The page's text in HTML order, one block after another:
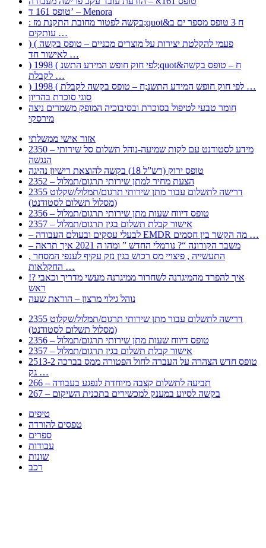
טופס 161 ד’ – Menora
: בקשה לפטור מחובת התקנת מז;quot&ח 3 טופס מספר ים ב
עותקים …
) ( פעמי להקלטת יצירות על מוצרים מכניים – טופס בקשה
לאישור חד …
) 1998 ( לפי חוק חופש המידע התשנ;quot&ח – טופס בקשה
לקבלת …
) 1998 ( לפי חוק חופש המידע התשנ;ח – טופס בקשה לקבלת …
סוגי סוכרת בהריון
חומר טבעי לטיפול בסוכרת ובסיבוכיה המופק משמרים ניצה
מירסקי
אזור אישי ממשלתי
2350 – מידע לסטודנט עם לקות שמיעה-נוהל תשלום סל שירותי
הנגשה
טופס ירוק (רש”ל 18) בקשה להוצאת רישיון נהיגה
2352 – הצעת מחיר למתן שירותי תרגום/תמלול
2355 דרישה לתשלום עבור מתן שירותי תרגום/תמלול/שקלוט
(מסלול תשלום לסטודנט)
2356 – טופס דיווח שעות מתן שירותי תרגום/תמלול
2357 – אישור קבלת תשלום בגין תרגום/תמלול
– לבעלי עסקים ובעולם העבודה EMDR מה הקשר בין חסמים …
– משבר הקורונה “? נורמלי החדש ” ומהו ה 2021 איך תראה
, התעשייה , פיצויי מס רכוש בגין נזק עקיף לענפי המסחר
החקלאות …
!? איך להפרד מהמיגרנה לשחרור ממיגרנה מעשי מדריך וכאבי
ראש
נוהל גילוי מרצון – הוראת שעה
2355 דרישה לתשלום עבור מתן שירותי תרגום/תמלול/שקלוט
(מסלול תשלום לסטודנט)
2356 – טופס דיווח שעות מתן שירותי תרגום/תמלול
2357 – אישור קבלת תשלום בגין תרגום/תמלול
2513-2 טופס חדש הצהרה על העברה לחול הפטורה ממס בברכה
גק …
266 – תביעה לתשלום קצבה מיוחדת לנפגע בעבודה
267 – בקשה לסיוע במענק למכשירים בתכנית השיקום
טיפים
טפסים להורדה
ספרים
עבודות
שונות
רכב